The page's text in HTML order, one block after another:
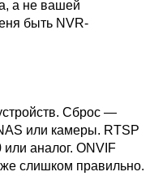
а не вашей
быть NVR-
Сброс —
или камеры. RTSP
аналог. ONVIF
слишком правильно.